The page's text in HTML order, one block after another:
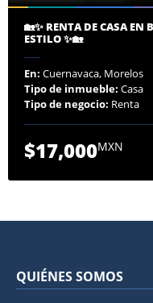
🏡✨ RENTA DE CASA
ESTILO ✨🏡
En: Cuernavaca, Morelos
Tipo de inmueble: Casa
Tipo de negocio: Renta
$17,000MXN
QUIÉNES SOMOS